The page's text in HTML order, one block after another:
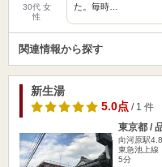
30代 女
性
た。毎時…
関連情報から探す
新生湯
5.0点/ 1 件
東京都 /
向河原駅
東急池上線
5分